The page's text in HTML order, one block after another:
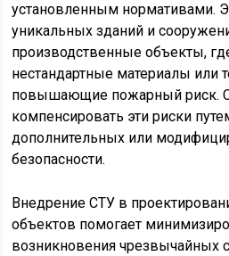
установленным нормативами.
уникальных зданий и
производственные объекты,
нестандартные материалы или
повышающие пожарный риск.
компенсировать эти риски
дополнительных или
безопасности.
Внедрение СТУ в
объектов помогает
возникновения чрезвычайных